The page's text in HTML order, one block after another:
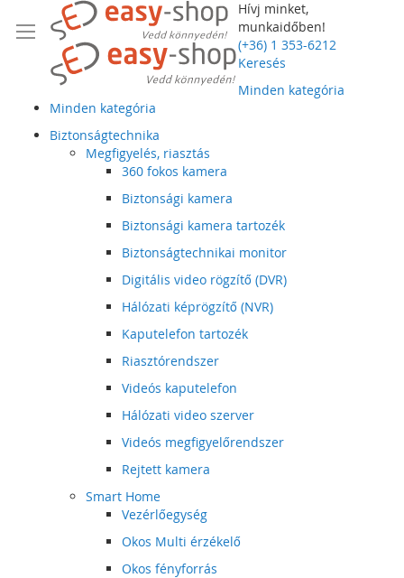
Hívj minket,
munkaidőben!
(+36) 1 353-6212
Keresés
Minden kategória
Minden kategória
Biztonságtechnika
Megfigyelés, riasztás
360 fokos kamera
Biztonsági kamera
Biztonsági kamera tartozék
Biztonságtechnikai monitor
Digitális video rögzítő (DVR)
Hálózati képrögzítő (NVR)
Kaputelefon tartozék
Riasztórendszer
Videós kaputelefon
Hálózati video szerver
Videós megfigyelőrendszer
Rejtett kamera
Smart Home
Vezérlőegység
Okos Multi érzékelő
Okos fényforrás